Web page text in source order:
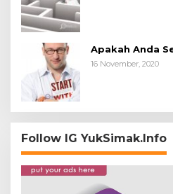
Apakah Anda
16 November, 2020
Follow IG YukSimak.Info